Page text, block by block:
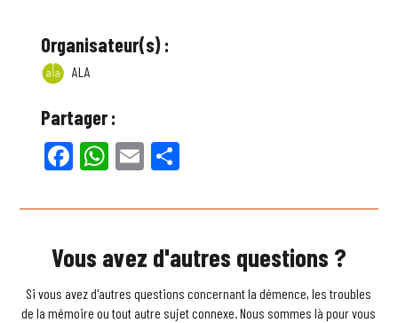
Organisateur(s) :
ALA
Partager :
Facebook
WhatsApp
Email
Vous avez d'autres questions ?
Si vous avez d'autres questions concernant la démence, les troubles
de la mémoire ou tout autre sujet connexe. Nous sommes là pour vous